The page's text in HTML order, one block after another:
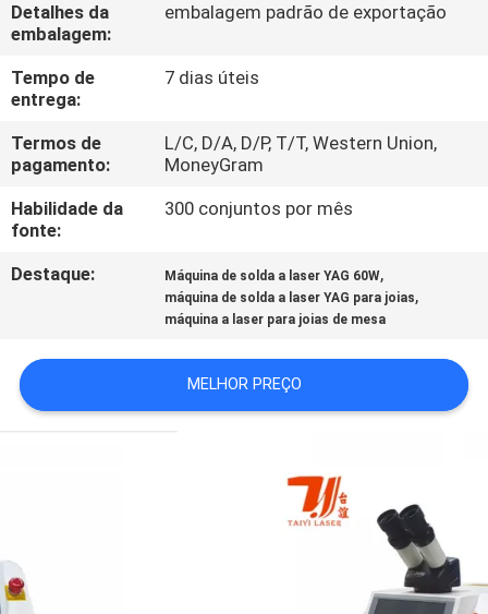
CONTATE-
NOS
NOTÍCIA
SOLUÇÃO
MAPA
SITE
Detalhes da
embalagem:
embalagem padrão de exportação
Tempo de
entrega:
7 dias úteis
Termos de
pagamento:
L/C, D/A, D/P, T/T, Western Union,
MoneyGram
Habilidade da
fonte:
300 conjuntos por mês
Destaque: Máquina de solda a laser YAG 60W,
máquina de solda a laser YAG para joias,
máquina a laser para joias de mesa
MELHOR PREÇO